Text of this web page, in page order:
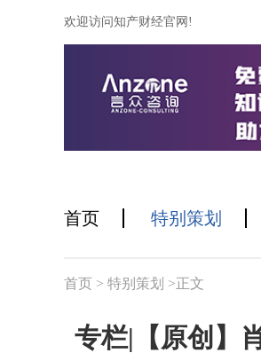
欢迎访问知产财经官网!
首页 特别策划
首页 > 特别策划 >正文
专栏|【原创】